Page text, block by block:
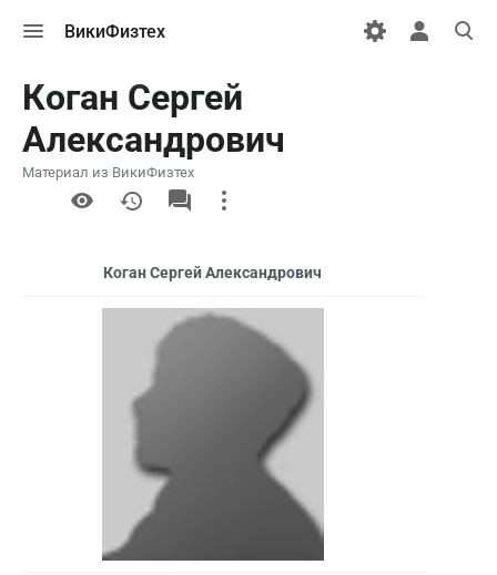
меню
ВикиФизтех
Открыть
поиск
Коган Сергей
Александрович
Материал из ВикиФизтех
More
actions
Коган Сергей Александрович